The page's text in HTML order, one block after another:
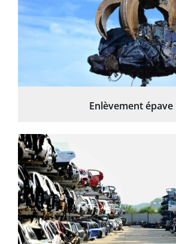
Enlèvement épave